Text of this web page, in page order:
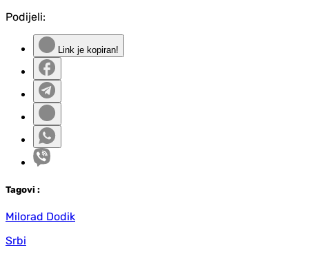
Podijeli:
Link je kopiran!
Tagovi :
Milorad Dodik
Srbi